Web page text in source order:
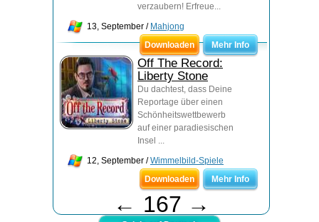
verzaubern! Erfreue...
13, September / Mahjong
Downloaden
Mehr Info
Off The Record:
Liberty Stone
Du dachtest, dass Deine
Reportage über einen
Schönheitswettbewerb
auf einer paradiesischen
Insel ...
12, September /Wimmelbild-Spiele
Downloaden
Mehr Info
← 167 →